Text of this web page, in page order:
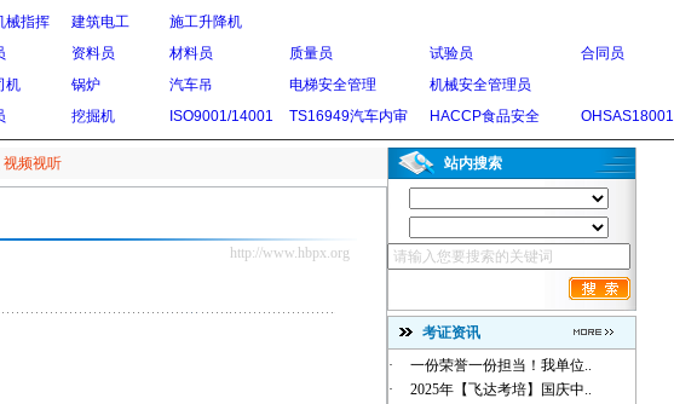
械指挥 建筑电工
施工升降机
资料员 材料员 质量员 试验员
合同员
机 锅炉 汽车吊 电梯安全管理
机械安全管理员
挖掘机 ISO9001/14001 TS16949汽车内审 HACCP食品安全 OHSAS18001
视频视听
http://www.hbpx.org
站内搜索
考证资讯
·
一份荣誉一份担当！我单位..
·
2025年【飞达考培】国庆中..